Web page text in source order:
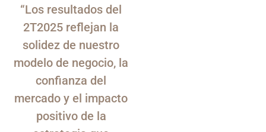
“Los resultados del
2T2025 reflejan la
solidez de nuestro
modelo de negocio, la
confianza del
mercado y el impacto
positivo de la